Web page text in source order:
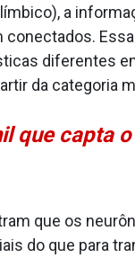
a
diferentes
da categoria
que capta
que os
do que para